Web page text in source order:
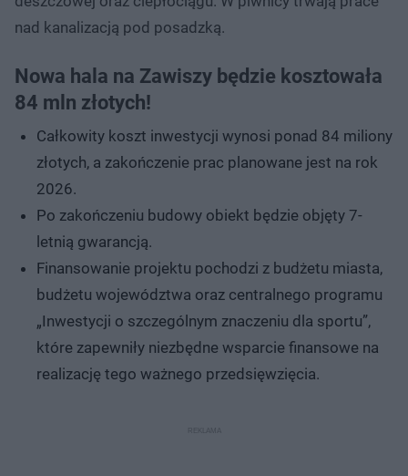
nad kanalizacją pod posadzką.
Nowa hala na Zawiszy będzie kosztowała
84 mln złotych!
Całkowity koszt inwestycji wynosi ponad 84 miliony
złotych, a zakończenie prac planowane jest na rok
2026.
Po zakończeniu budowy obiekt będzie objęty 7-
letnią gwarancją.
Finansowanie projektu pochodzi z budżetu miasta,
budżetu województwa oraz centralnego programu
„Inwestycji o szczególnym znaczeniu dla sportu”,
które zapewniły niezbędne wsparcie finansowe na
realizację tego ważnego przedsięwzięcia.